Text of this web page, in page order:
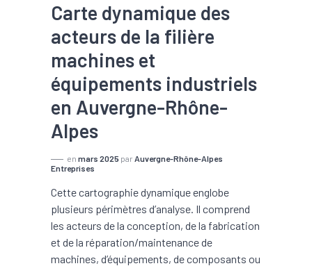
Carte dynamique des
acteurs de la filière
machines et
équipements industriels
en Auvergne-Rhône-
Alpes
en mars 2025 par Auvergne-Rhône-Alpes
Entreprises
Cette cartographie dynamique englobe
plusieurs périmètres d’analyse. Il comprend
les acteurs de la conception, de la fabrication
et de la réparation/maintenance de
machines, d’équipements, de composants ou